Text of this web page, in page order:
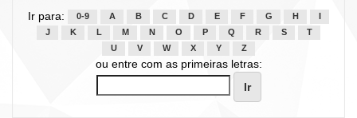
Ir para: 0-9 A B C D E F G H
J
K L M N O P Q R S
T
U
V W X Y Z
ou entre com as primeiras letras: